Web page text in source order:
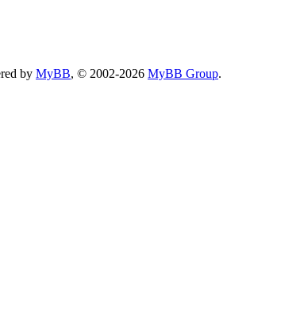
by MyBB, © 2002-2026 MyBB Group.